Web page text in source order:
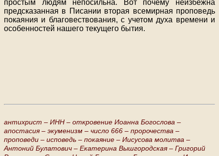
простым людям непосильна. Вот почему неизбежна
предсказанная в Писании вторая всемирная проповедь
покаяния и благовествования, с учетом духа времени и
особенностей нашего текущего бытия.
антихрист – ИНН – откровение Иоанна Богослова –
апостасия – экуменизм – число 666 – пророчества –
проповеди – исповедь – покаяние – Иисусова молитва –
Антоний Булатович – Екатерина Вышгородская – Григорий